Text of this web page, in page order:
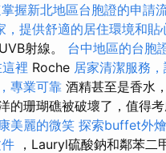
握新北地區台胞證的申請
，提供舒適的居住環境和貼
射線。 台中地區的台胞
裡 Roche 居家清潔服務
專業可靠 酒精甚至是香水
的珊瑚礁被破壞了，值得
美麗的微笑 探索buffet外
，Lauryl硫酸鈉和鄰苯二